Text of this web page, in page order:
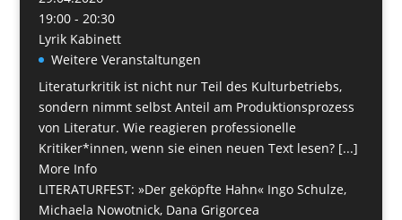
19:00 - 20:30
Lyrik Kabinett
Weitere Veranstaltungen
Literaturkritik ist nicht nur Teil des Kulturbetriebs,
sondern nimmt selbst Anteil am Produktionsprozess
von Literatur. Wie reagieren professionelle
Kritiker*innen, wenn sie einen neuen Text lesen? [...]
More Info
LITERATURFEST: »Der geköpfte Hahn« Ingo Schulze,
Michaela Nowotnick, Dana Grigorcea